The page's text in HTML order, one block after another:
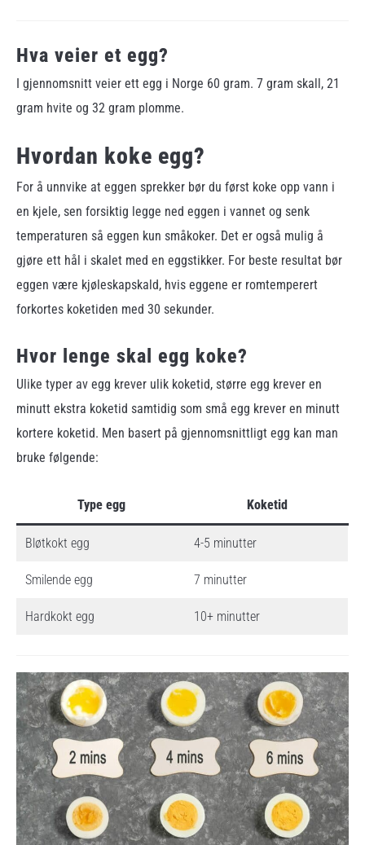
Hva veier et egg?
I gjennomsnitt veier ett egg i Norge 60 gram. 7 gram skall, 21
gram hvite og 32 gram plomme.
Hvordan koke egg?
For å unnvike at eggen sprekker bør du først koke opp vann i
en kjele, sen forsiktig legge ned eggen i vannet og senk
temperaturen så eggen kun småkoker. Det er også mulig å
gjøre ett hål i skalet med en eggstikker. For beste resultat bør
eggen være kjøleskapskald, hvis eggene er romtemperert
forkortes koketiden med 30 sekunder.
Hvor lenge skal egg koke?
Ulike typer av egg krever ulik koketid, større egg krever en
minutt ekstra koketid samtidig som små egg krever en minutt
kortere koketid. Men basert på gjennomsnittligt egg kan man
bruke følgende:
Type egg Koketid
Bløtkokt egg 4-5 minutter
Smilende egg 7 minutter
Hardkokt egg 10+ minutter